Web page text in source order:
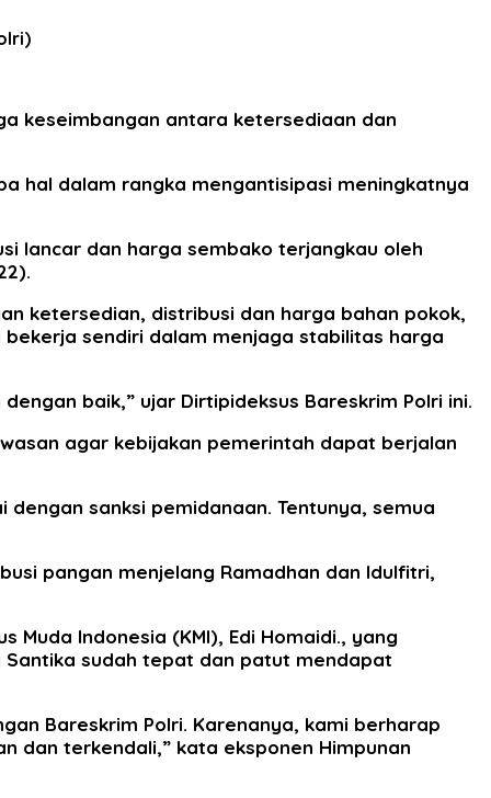
keseimbangan antara ketersediaan dan
hal dalam rangka mengantisipasi meningkatnya
lancar dan harga sembako terjangkau oleh
ketersedian, distribusi dan harga bahan pokok,
sendiri dalam menjaga stabilitas harga
baik,” ujar Dirtipideksus Bareskrim Polri ini.
agar kebijakan pemerintah dapat berjalan
sanksi pemidanaan. Tentunya, semua
pangan menjelang Ramadhan dan Idulfitri,
Muda Indonesia (KMI), Edi Homaidi., yang
Santika sudah tepat dan patut mendapat
Bareskrim Polri. Karenanya, kami berharap
dan terkendali,” kata eksponen Himpunan